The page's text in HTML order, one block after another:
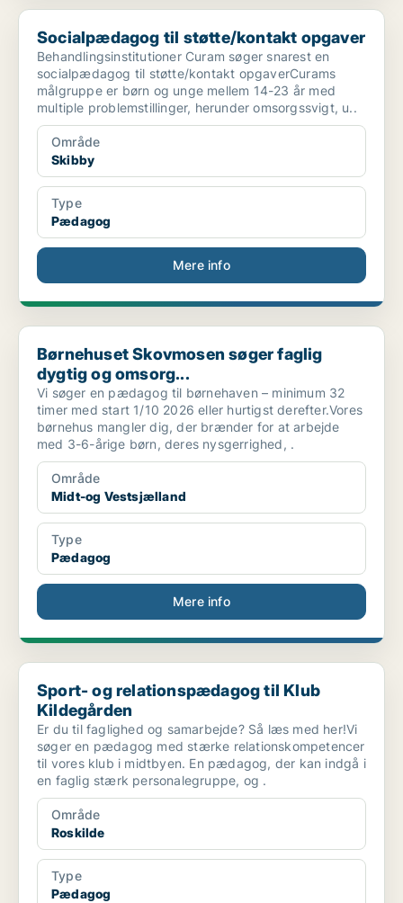
Socialpædagog til støtte/kontakt opgaver
Socialpædagog til støtte/kontakt opgaver
Behandlingsinstitutioner Curam søger snarest en
socialpædagog til støtte/kontakt opgaverCurams
målgruppe er børn og unge mellem 14-23 år med
multiple problemstillinger, herunder omsorgssvigt, u..
Område
Skibby
Type
Pædagog
Mere info
Børnehuset Skovmosen søger faglig dygtig og omsorg...
Børnehuset Skovmosen søger faglig
dygtig og omsorg...
Vi søger en pædagog til børnehaven – minimum 32
timer med start 1/10 2026 eller hurtigst derefter.Vores
børnehus mangler dig, der brænder for at arbejde
med 3-6-årige børn, deres nysgerrighed, .
Område
Midt-og Vestsjælland
Type
Pædagog
Mere info
Sport- og relationspædagog til Klub Kildegården
Sport- og relationspædagog til Klub
Kildegården
Er du til faglighed og samarbejde? Så læs med her!Vi
søger en pædagog med stærke relationskompetencer
til vores klub i midtbyen. En pædagog, der kan indgå i
en faglig stærk personalegruppe, og .
Område
Roskilde
Type
Pædagog